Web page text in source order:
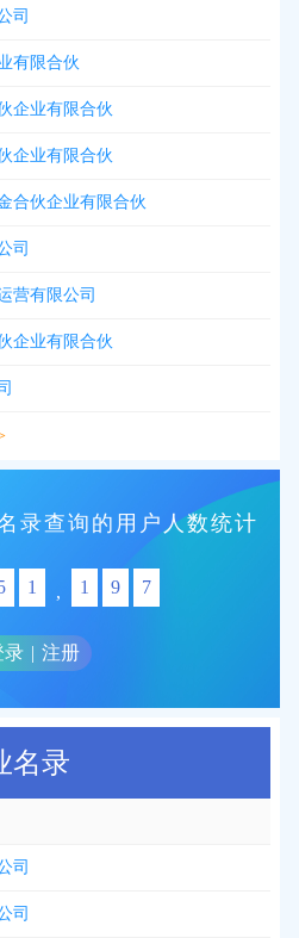
司
有限合伙
企业有限合伙
企业有限合伙
合伙企业有限合伙
司
营有限公司
企业有限合伙
录查询的用户人数统计
1 , 1 9 7
录 | 注册
名录
司
司